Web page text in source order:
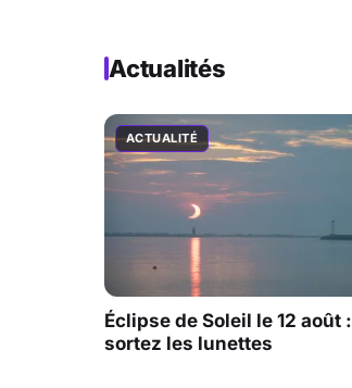
Actualités
ACTUALITÉ
Éclipse de Soleil le 12 août :
sortez les lunettes